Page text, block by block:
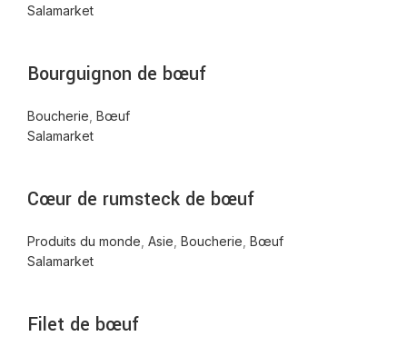
Salamarket
Bourguignon de bœuf
Boucherie Bœuf
Salamarket
Cœur de rumsteck de bœuf
Produits du monde Asie Boucherie Bœuf
Salamarket
Filet de bœuf